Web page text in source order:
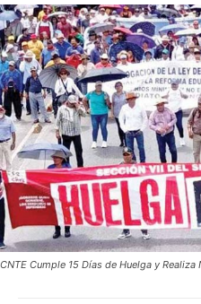
CNTE Cumple 15 Días de Huelga y